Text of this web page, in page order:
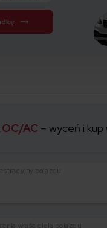
OC/AC – wyceń i
pojazdu
właściciela pojazdu